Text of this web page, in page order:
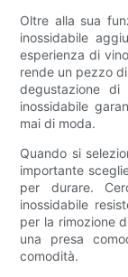
Oltre alla sua
inossidabile
esperienza di
rende un pezzo
degustazione
inossidabile
mai di moda.
Quando si
importante
per durare.
inossidabile
per la rimozione
una presa
comodità.